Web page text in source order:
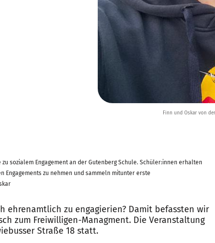
Finn und Oskar von
sozialem Engagement an der Gutenberg Schule. Schüler:innen erhalten
Engagements zu nehmen und sammeln mitunter erste
ehrenamtlich zu engagierien? Damit befassten wir
zum Freiwilligen-Managment. Die Veranstaltung
Straße 18 statt.